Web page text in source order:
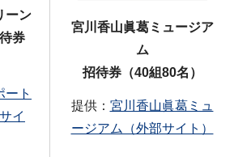
ーン
券
ート
イ
宮川香山眞葛ミュージア
ム
招待券（40組80名）
提供： 宮川香山眞葛ミュ
ージアム（外部サイト）